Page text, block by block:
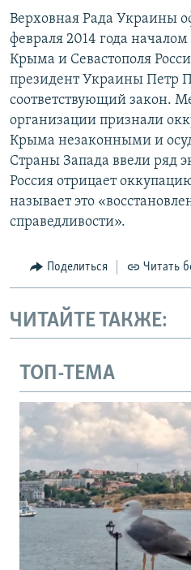
Верховная Рада Украины
февраля 2014 года
Крыма и Севастополя
президент Украины Петр
соответствующий закон.
организации признали
Крыма незаконными и
Страны Запада ввели ряд
Россия отрицает
называет это
справедливости».
Поделиться Читать
ЧИТАЙТЕ ТАКЖЕ:
ТОП-ТЕМА